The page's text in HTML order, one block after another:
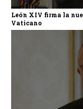
León XIV firma la
Vaticano